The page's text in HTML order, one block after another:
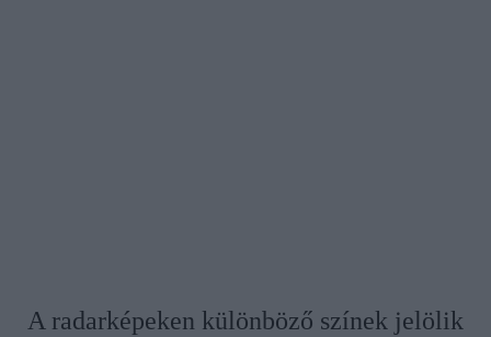
A radarképeken különböző színek jelölik